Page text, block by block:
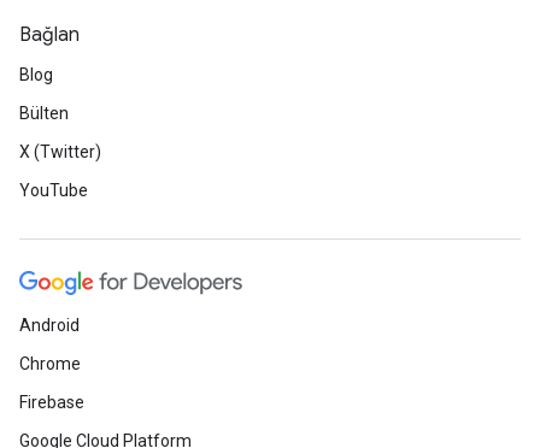
Bağlan
Blog
Bülten
X (Twitter)
YouTube
Android
Chrome
Firebase
Google Cloud Platform